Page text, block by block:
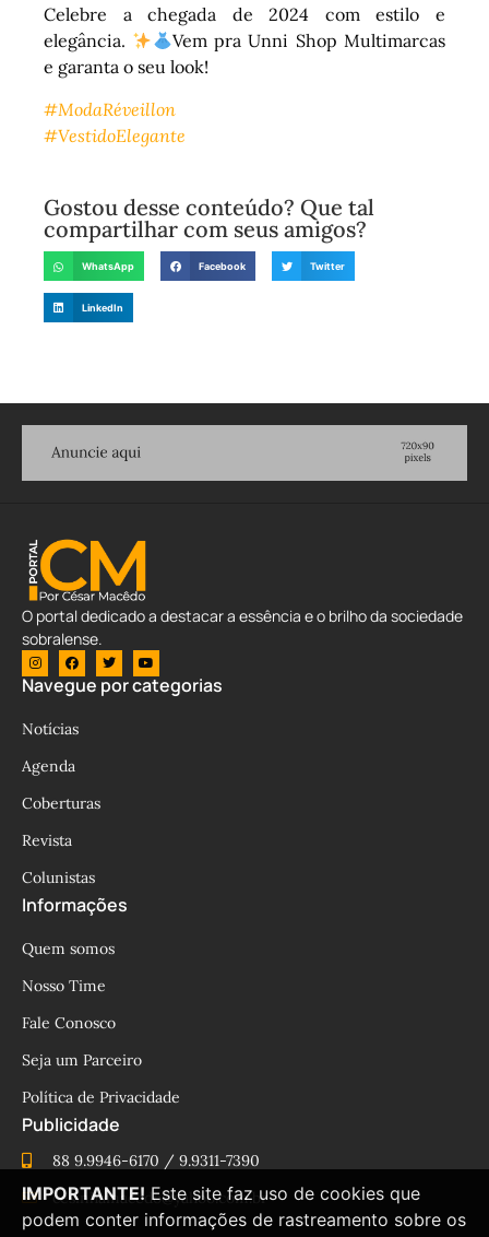
Celebre a chegada de 2024 com estilo e
elegância.
Vem pra Unni Shop Multimarcas
e garanta o seu look!
#ModaRéveillon
#VestidoElegante
Gostou desse conteúdo? Que tal
compartilhar com seus amigos?
WhatsApp Facebook Twitter
LinkedIn
O portal dedicado a destacar a essência e o brilho da sociedade
sobralense.
Navegue por categorias
Notícias
Agenda
Coberturas
Revista
Colunistas
Informações
Quem somos
Nosso Time
Fale Conosco
Seja um Parceiro
Política de Privacidade
Publicidade
88 9.9946-6170 / 9.9311-7390
cesinhamacedo@yahoo.com.br
IMPORTANTE! Este site faz uso de cookies que
podem conter informações de rastreamento sobre os